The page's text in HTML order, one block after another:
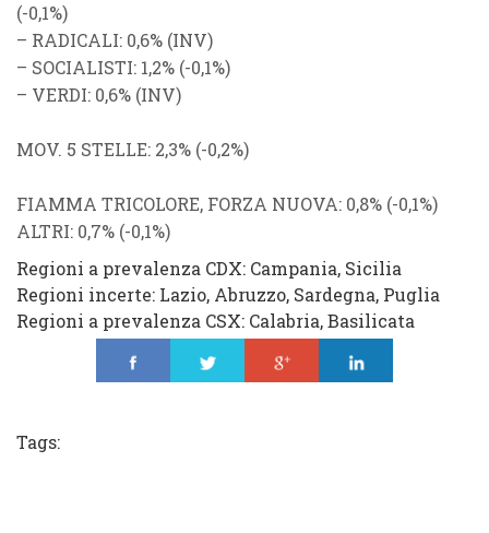
(-0,1%)
– RADICALI: 0,6% (INV)
– SOCIALISTI: 1,2% (-0,1%)
– VERDI: 0,6% (INV)
MOV. 5 STELLE: 2,3% (-0,2%)
FIAMMA TRICOLORE, FORZA NUOVA: 0,8% (-0,1%)
ALTRI: 0,7% (-0,1%)
Regioni a prevalenza CDX: Campania, Sicilia
Regioni incerte: Lazio, Abruzzo, Sardegna, Puglia
Regioni a prevalenza CSX: Calabria, Basilicata
Tags: